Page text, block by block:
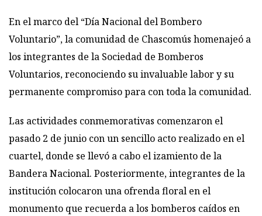
En el marco del “Día Nacional del Bombero
Voluntario”, la comunidad de Chascomús homenajeó a
los integrantes de la Sociedad de Bomberos
Voluntarios, reconociendo su invaluable labor y su
permanente compromiso para con toda la comunidad.
Las actividades conmemorativas comenzaron el
pasado 2 de junio con un sencillo acto realizado en el
cuartel, donde se llevó a cabo el izamiento de la
Bandera Nacional. Posteriormente, integrantes de la
institución colocaron una ofrenda floral en el
monumento que recuerda a los bomberos caídos en